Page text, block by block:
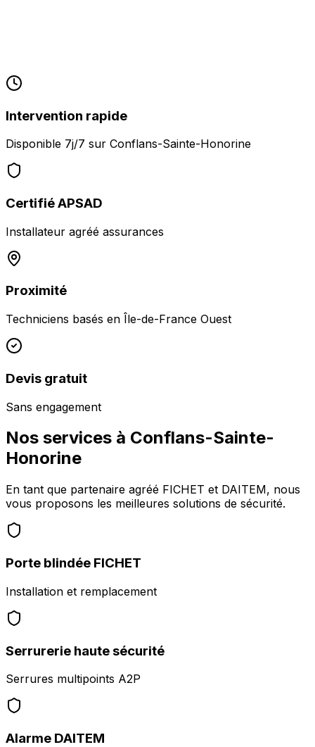
Intervention rapide
Disponible 7j/7 sur Conflans-Sainte-Honorine
Certifié APSAD
Installateur agréé assurances
Proximité
Techniciens basés en Île-de-France Ouest
Devis gratuit
Sans engagement
Nos services à Conflans-Sainte-
Honorine
En tant que partenaire agréé FICHET et DAITEM, nous
vous proposons les meilleures solutions de sécurité.
Porte blindée FICHET
Installation et remplacement
Serrurerie haute sécurité
Serrures multipoints A2P
Alarme DAITEM